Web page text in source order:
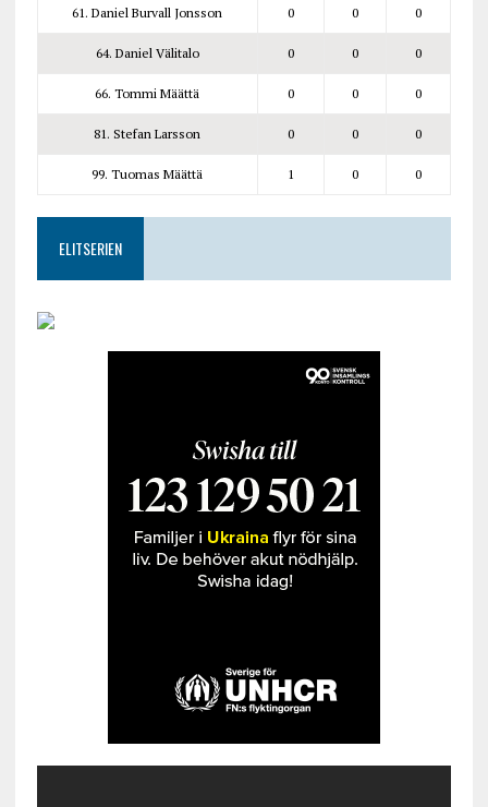
61. Daniel Burvall Jonsson 0 0 0
64. Daniel Välitalo 0 0 0
66. Tommi Määttä 0 0 0
81. Stefan Larsson 0 0 0
99. Tuomas Määttä 1 0 0
ELITSERIEN